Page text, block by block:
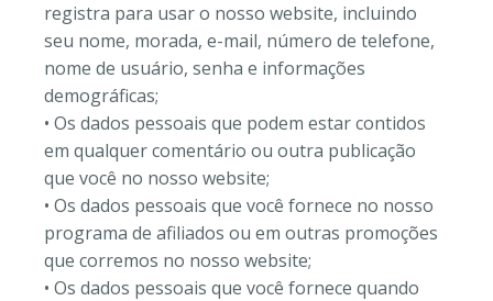
registra para usar o nosso website, incluindo
seu nome, morada, e-mail, número de telefone,
nome de usuário, senha e informações
demográficas;
• Os dados pessoais que podem estar contidos
em qualquer comentário ou outra publicação
que você no nosso website;
• Os dados pessoais que você fornece no nosso
programa de afiliados ou em outras promoções
que corremos no nosso website;
• Os dados pessoais que você fornece quando